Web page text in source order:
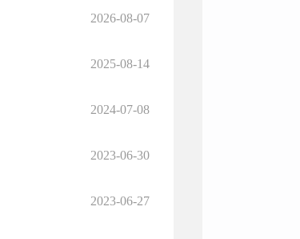
2026-08-07
2025-08-14
2024-07-08
2023-06-30
2023-06-27